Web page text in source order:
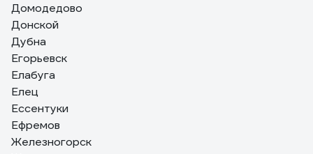
Домодедово
Донской
Дубна
Егорьевск
Елабуга
Елец
Ессентуки
Ефремов
Железногорск